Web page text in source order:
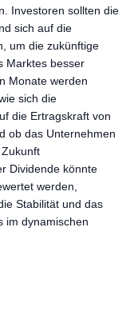
Investoren sollten die
sich auf die
um die zukünftige
Marktes besser
Monate werden
sich die
die Ertragskraft von
ob das Unternehmen
Dividende könnte
werden,
Stabilität und das
im dynamischen